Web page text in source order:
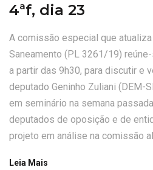
4ªf, dia 23
A comissão especial que
Saneamento (PL 3261/19)
a partir das 9h30, para discutir e
deputado Geninho Zuliani (DEM-
em seminário na semana
deputados de oposição e de
projeto em análise na comissão
Leia Mais